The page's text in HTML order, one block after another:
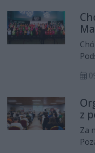
z
Za